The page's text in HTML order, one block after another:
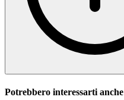
Potrebbero interessarti anche